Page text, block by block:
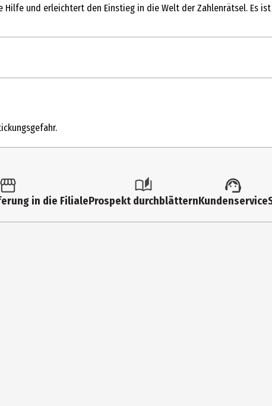
und erleichtert den Einstieg in die Welt der Zahlenrätsel. Es
Grundschüler
in die FilialeProspekt durchblätternKundenservice